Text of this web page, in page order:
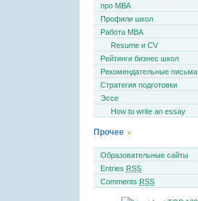
про MBA
Профили школ
Работа MBA
Resume и CV
Рейтинги бизнес школ
Рекомендательные письма
Стратегия подготовки
Эссе
How to write an essay
Прочее
Образовательные сайты
Entries RSS
Comments RSS